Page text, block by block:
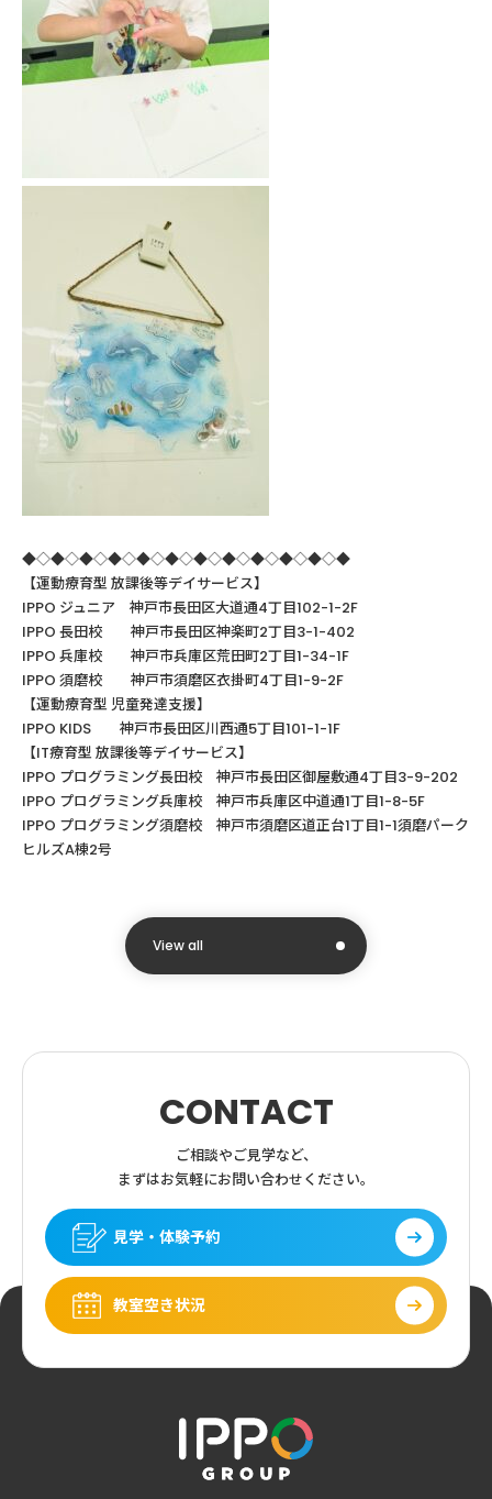
◆◇◆◇◆◇◆◇◆◇◆◇◆◇◆◇◆◇◆◇◆◇◆
【運動療育型放課後等デイサービス】
IPPO ジュニア 神戸市長田区大道通4丁目102-1-2F
IPPO 長田校 神戸市長田区神楽町2丁目3-1-402
IPPO 兵庫校 神戸市兵庫区荒田町2丁目1-34-1F
IPPO 須磨校 神戸市須磨区衣掛町4丁目1-9-2F
【運動療育型児童発達支援】
IPPO KIDS 神戸市長田区川西通5丁目101-1-1F
【IT療育型放課後等デイサービス】
IPPO プログラミング長田校 神戸市長田区御屋敷通4丁目3-9-202
IPPO プログラミング兵庫校 神戸市兵庫区中道通1丁目1-8-5F
IPPO プログラミング須磨校 神戸市須磨区道正台1丁目1-1須磨パーク
ヒルズA棟2号
View all
CONTACT
ご相談やご見学など、
まずはお気軽にお問い合わせください。
見学・体験予約
教室空き状況